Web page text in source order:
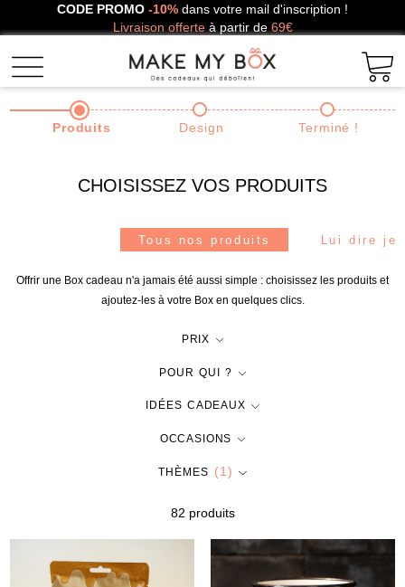
CODE PROMO -10% dans votre mail d'inscription !
Livraison offerteà partir de69€
Produits Design Terminé !
CHOISISSEZ VOS PRODUITS
Tous nos produits Lui dire je
Offrir une Box cadeau n'a jamais été aussi simple : choisissez les produits et
ajoutez-les à votre Box en quelques clics.
PRIX
POUR QUI ?
IDÉES CADEAUX
OCCASIONS
THÈMES (1)
82 produits